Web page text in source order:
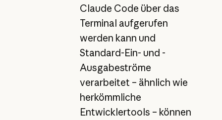
Claude Code über das
Terminal aufgerufen
werden kann und
Standard-Ein- und -
Ausgabeströme
verarbeitet – ähnlich wie
herkömmliche
Entwicklertools – können